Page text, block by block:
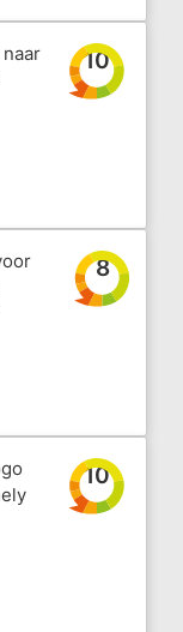
10
8
10